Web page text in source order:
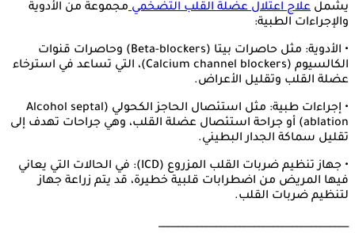
يشمل علاج اعتلال عضلة القلب التضخميمجموعة من الأدوية
والإجراءات الطبية:
• الأدوية: مثل حاصرات بيتا (Beta-blockers) وحاصرات قنوات
الكالسيوم (Calcium channel blockers)، التي تساعد في استرخاء
عضلة القلب وتقليل الأعراض.
• إجراءات طبية: مثل استئصال الحاجز الكحولي (Alcohol septal
ablation) أو جراحة استئصال عضلة القلب، وهي جراحات تهدف إلى
تقليل سماكة الجدار البطيني.
• جهاز تنظيم ضربات القلب المزروع (ICD): في الحالات التي يعاني
فيها المريض من اضطرابات قلبية خطيرة، قد يتم زراعة جهاز
لتنظيم ضربات القلب.
________________________________________